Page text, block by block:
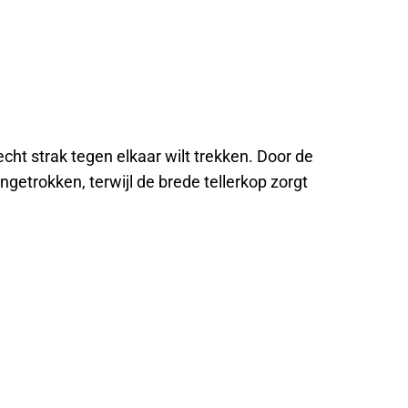
strak tegen elkaar wilt trekken. Door de
terwijl de brede tellerkop zorgt